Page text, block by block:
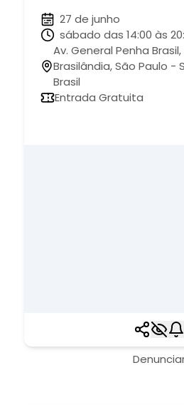
27 de junho
sábado das 14:00 às
Av. General Penha
Brasilândia, São Paulo -
Brasil
Entrada Gratuita